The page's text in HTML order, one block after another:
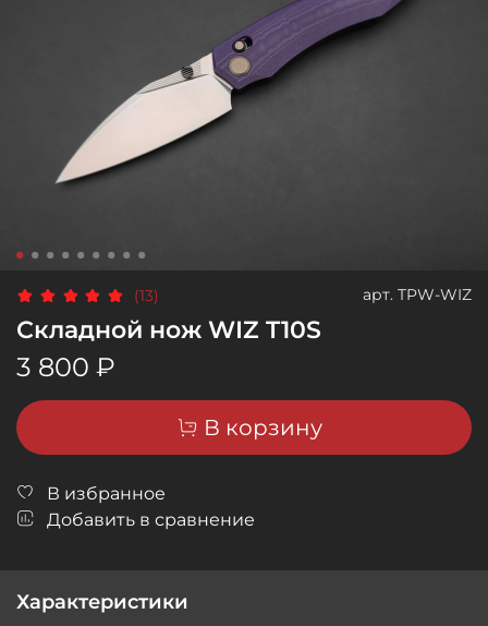
(13) арт. TPW-WIZ
Складной нож WIZ T10S
3 800 ₽
В корзину
В избранное
Добавить в сравнение
Характеристики